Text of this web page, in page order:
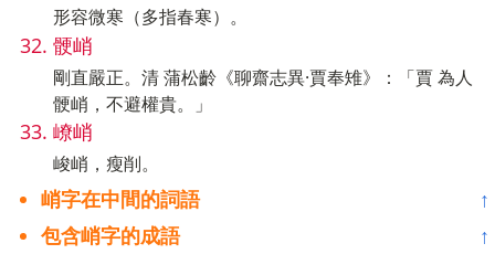
形容微寒（多指春寒）。
骾峭
剛直嚴正。清 蒲松齡《聊齋志異·賈奉雉》：「賈 為人
骾峭，不避權貴。」
嶛峭
峻峭，瘦削。
峭字在中間的詞語
↑
包含峭字的成語
↑